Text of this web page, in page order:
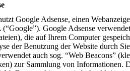
Google Adsense, einen
Google Adsense
die auf Ihrem Computer
der Benutzung der Website durch
auch sog. “Web Beacons”
zur Sammlung von Informationen.